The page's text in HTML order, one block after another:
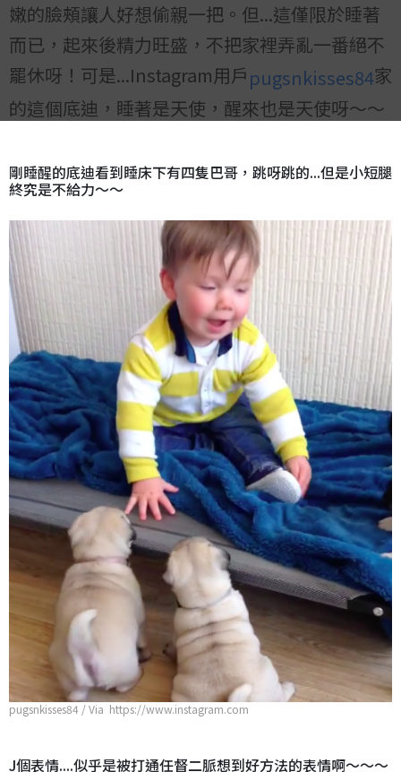
嫩的臉頰讓人好想偷親一把。但...這僅限於睡著
而已，起來後精力旺盛，不把家裡弄亂一番絕不
罷休呀！可是...Instagram用戶pugsnkisses84家
的這個底迪，睡著是天使，醒來也是天使呀～～
剛睡醒的底迪看到睡床下有四隻巴哥，跳呀跳的...但是小短腿
終究是不給力～～
pugsnkisses84 / Via https://www.instagram.com
J個表情....似乎是被打通任督二脈想到好方法的表情啊～～～